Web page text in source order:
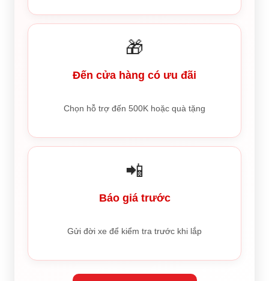
🎁
Đến cửa hàng có ưu đãi
Chọn hỗ trợ đến 500K hoặc quà tặng
📲
Báo giá trước
Gửi đời xe để kiểm tra trước khi lắp